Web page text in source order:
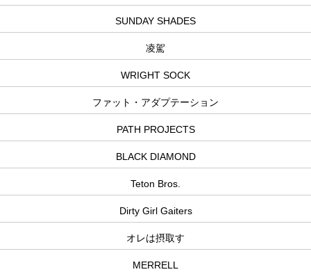
SUNDAY SHADES
凌駕
WRIGHT SOCK
ファット・アダプテーション
PATH PROJECTS
BLACK DIAMOND
Teton Bros.
Dirty Girl Gaiters
オレは摂取す
MERRELL